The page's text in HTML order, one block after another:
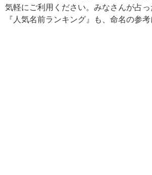
気軽にご利用ください。みなさんが占
『人気名前ランキング』も、命名の参考